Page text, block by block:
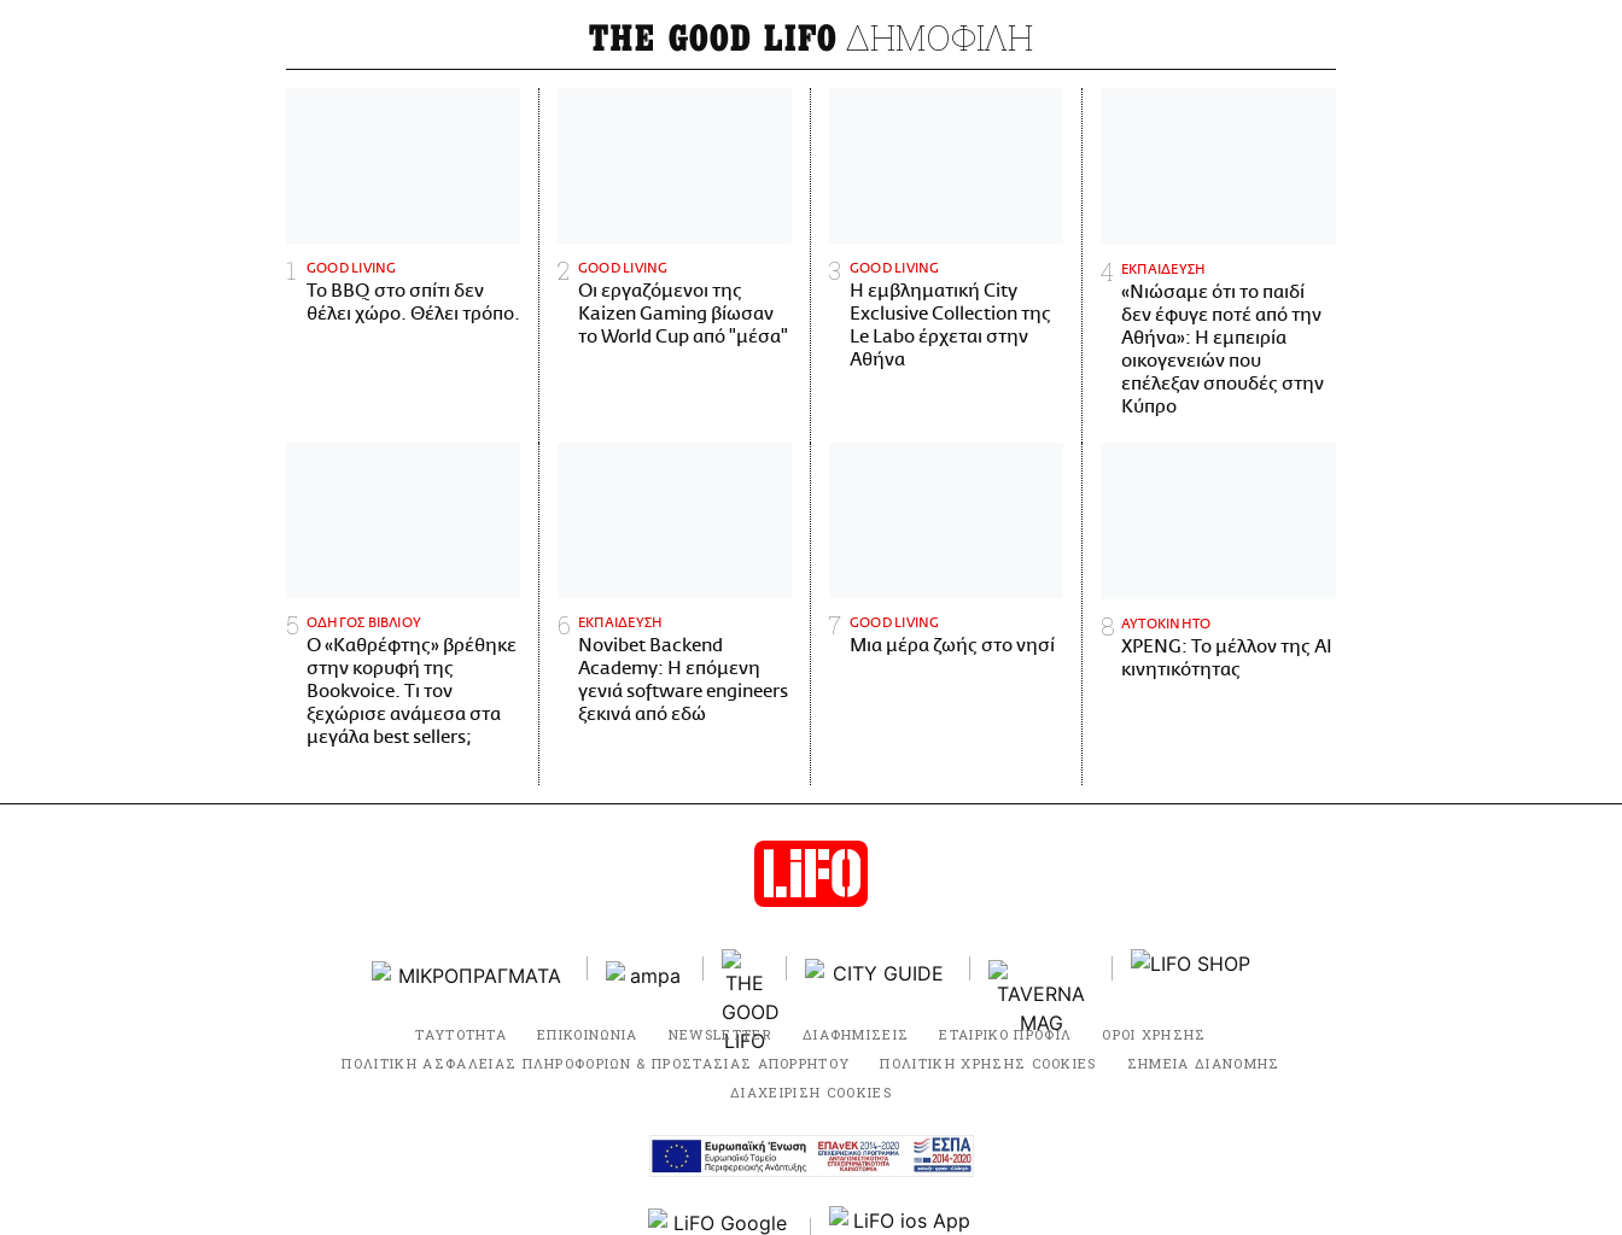
THE GOOD LIFO ΔΗΜΟΦΙΛΗ
GOOD LIVING
Το BBQ στο σπίτι δεν
θέλει χώρο. Θέλει τρόπο.
GOOD LIVING
Οι εργαζόμενοι της
Kaizen Gaming βίωσαν
το World Cup από "μέσα"
GOOD LIVING
Η εμβληματική City
Exclusive Collection της
Le Labo έρχεται στην
Αθήνα
ΕΚΠΑΙΔΕΥΣΗ
«Νιώσαμε ότι το παιδί
δεν έφυγε ποτέ από την
Αθήνα»: Η εμπειρία
οικογενειών που
επέλεξαν σπουδές στην
Κύπρο
ΟΔΗΓΟΣ ΒΙΒΛΙΟΥ
Ο «Καθρέφτης» βρέθηκε
στην κορυφή της
Bookvoice. Τι τον
ξεχώρισε ανάμεσα στα
μεγάλα best sellers;
ΕΚΠΑΙΔΕΥΣΗ
Novibet Backend
Academy: Η επόμενη
γενιά software engineers
ξεκινά από εδώ
GOOD LIVING
Μια μέρα ζωής στο νησί
ΑΥΤΟΚΙΝΗΤΟ
XPENG: Το μέλλον της AI
κινητικότητας
ΤΑΥΤΟΤΗΤΑ ΕΠΙΚΟΙΝΩΝΙΑ NEWSLETTER ΔΙΑΦΗΜΙΣΕΙΣ ΕΤΑΙΡΙΚΟ ΠΡΟΦΙΛ
ΟΡΟΙ ΧΡΗΣΗΣ
ΠΟΛΙΤΙΚΗ ΑΣΦΑΛΕΙΑΣ ΠΛΗΡΟΦΟΡΙΩΝ & ΠΡΟΣΤΑΣΙΑΣ ΑΠΟΡΡΗΤΟΥ
ΠΟΛΙΤΙΚΗ ΧΡΗΣΗΣ COOKIES
ΣΗΜΕΙΑ ΔΙΑΝΟΜΗΣ
ΔΙΑΧΕΙΡΙΣΗ COOKIES